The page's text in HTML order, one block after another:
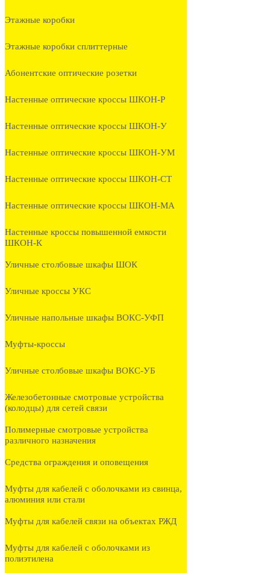
Этажные коробки
Этажные коробки сплиттерные
Абонентские оптические розетки
Настенные оптические кроссы ШКОН-Р
Настенные оптические кроссы ШКОН-У
Настенные оптические кроссы ШКОН-УМ
Настенные оптические кроссы ШКОН-СТ
Настенные оптические кроссы ШКОН-МА
Настенные кроссы повышенной емкости
ШКОН-К
Уличные столбовые шкафы ШОК
Уличные кроссы УКС
Уличные напольные шкафы ВОКС-УФП
Муфты-кроссы
Уличные столбовые шкафы ВОКС-УБ
Железобетонные смотровые устройства
(колодцы) для сетей связи
Полимерные смотровые устройства
различного назначения
Средства ограждения и оповещения
Муфты для кабелей с оболочками из свинца,
алюминия или стали
Муфты для кабелей связи на объектах РЖД
Муфты для кабелей с оболочками из
полиэтилена